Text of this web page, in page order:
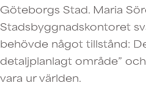
Göteborgs Stad. Maria
Stadsbyggnadskontoret
behövde något tillstånd:
detaljplanlagt område”
vara ur världen.